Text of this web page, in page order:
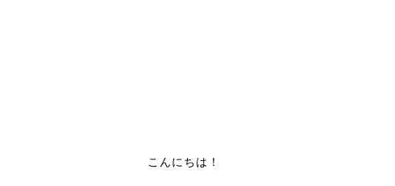
こんにちは！